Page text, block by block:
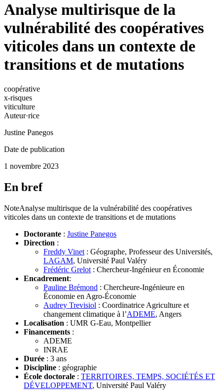
Analyse multirisque de la
vulnérabilité des coopératives
viticoles dans un contexte de
transitions et de mutations
coopérative
x-risques
viticulture
Auteur·rice
Justine Panegos
Date de publication
1 novembre 2023
En bref
NoteAnalyse multirisque de la vulnérabilité des coopératives
viticoles dans un contexte de transitions et de mutations
Doctorante : Justine Panegos
Direction :
Freddy Vinet : Géographe, Professeur des Universités,
LAGAM, Université Paul Valéry
Frédéric Grelot : Chercheur-Ingénieur en Économie
Encadrement:
Pauline Brémond : Chercheure-Ingénieure en
Économie en Agro-Économie
Audrey Trevisiol : Coordinatrice Agriculture et
changement climatique à l’ADEME, Angers
Localisation : UMR G-Eau, Montpellier
Financements :
ADEME
INRAE
Durée : 3 ans
Discipline : géographie
École doctorale : TERRITOIRES, TEMPS, SOCIÉTÉS ET
DÉVELOPPEMENT, Université Paul Valéry